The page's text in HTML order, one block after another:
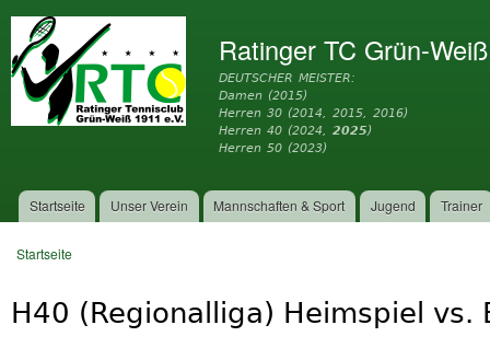
Ratinger TC Grün-
DEUTSCHER MEISTER:
Damen (2015)
Herren 30 (2014, 2015, 2016)
Herren 40 (2024,2025)
Herren 50 (2023)
Hauptmenü
Startseite Unser Verein Mannschaften & Sport Jugend Trainer
Startseite
H40 (Regionalliga) Heimspiel vs.